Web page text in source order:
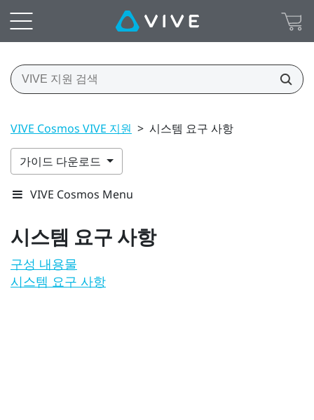
VIVE Cosmos VIVE 지원 > 시스템 요구 사항
가이드 다운로드
VIVE Cosmos Menu
시스템 요구 사항
구성 내용물
시스템 요구 사항